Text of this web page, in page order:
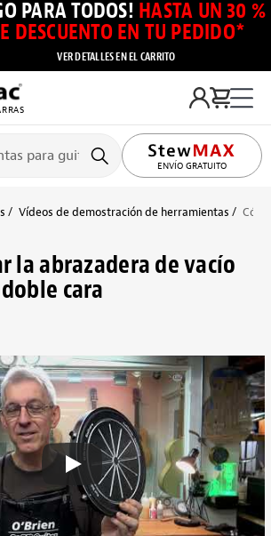
PARA TODOS! HASTA UN 30 %
DESCUENTO EN TU PEDIDO*
VER DETALLES EN EL CARRITO
ENVÍO GRATUITO
Vídeos de demostración de herramientas
la abrazadera de vacío
cara